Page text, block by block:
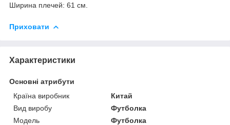
Ширина плечей: 61 см.
Приховати
Характеристики
Основні атрибути
Країна виробник
Китай
Вид виробу
Футболка
Модель
Футболка